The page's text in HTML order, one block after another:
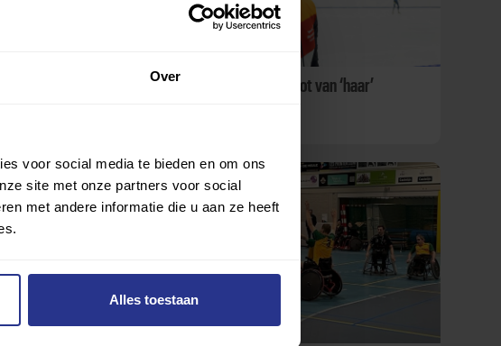
Over
voor social media te bieden en om ons
site met onze partners voor social
met andere informatie die u aan ze heeft
Alles toestaan
Uniek Sporten Talent Laura genoot van ‘haar’